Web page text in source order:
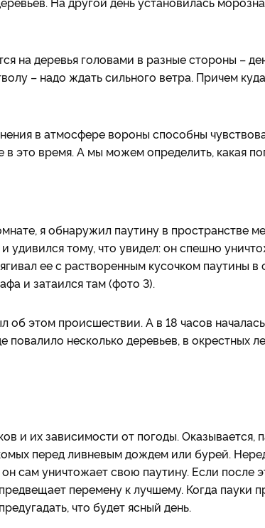
на деревья головами в разные стороны –
– надо ждать сильного ветра. Причем
в атмосфере вороны способны
в это время. А мы можем определить, какая
я обнаружил паутину в пространстве
и удивился тому, что увидел: он спешно
ее с растворенным кусочком паутины в
и затаился там (фото 3).
об этом происшествии. А в 18 часов
повалило несколько деревьев, в окрестных
и их зависимости от погоды. Оказывается,
перед ливневым дождем или бурей.
сам уничтожает свою паутину. Если после
перемену к лучшему. Когда пауки
что будет ясный день.